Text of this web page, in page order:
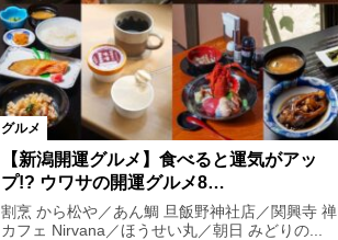
グルメ
【新潟開運グルメ】食べると運気がアッ
プ!? ウワサの開運グルメ8…
割烹 から松や／あん鯛 旦飯野神社店／関興寺 禅
カフェ Nirvana／ほうせい丸／朝日 みどりの...